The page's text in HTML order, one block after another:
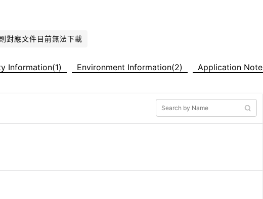
對應文件目前無法下載
Information(1) Environment Information(2) Application